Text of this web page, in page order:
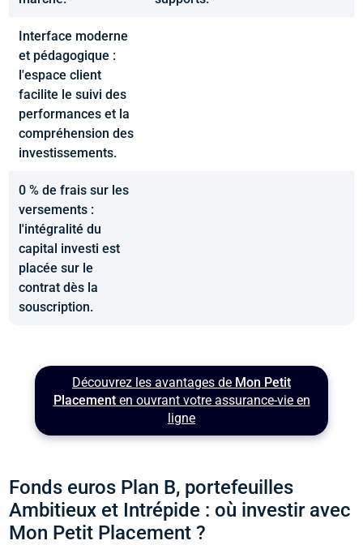
Interface moderne
et pédagogique :
l'espace client
facilite le suivi des
performances et la
compréhension des
investissements.
0 % de frais sur les
versements :
l'intégralité du
capital investi est
placée sur le
contrat dès la
souscription.
Découvrez les avantages de Mon Petit
Placementen ouvrant votre assurance-vie en
ligne
Fonds euros Plan B, portefeuilles
Ambitieux et Intrépide : où investir avec
Mon Petit Placement ?